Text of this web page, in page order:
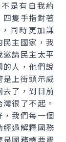
是有自我約
隻手指對著
同時更加謙
主國家，我
請民主太平
人，他們說
上街頭示威
了，到目前
很了不起。
我們每一個
經過解釋國務
國務機要費